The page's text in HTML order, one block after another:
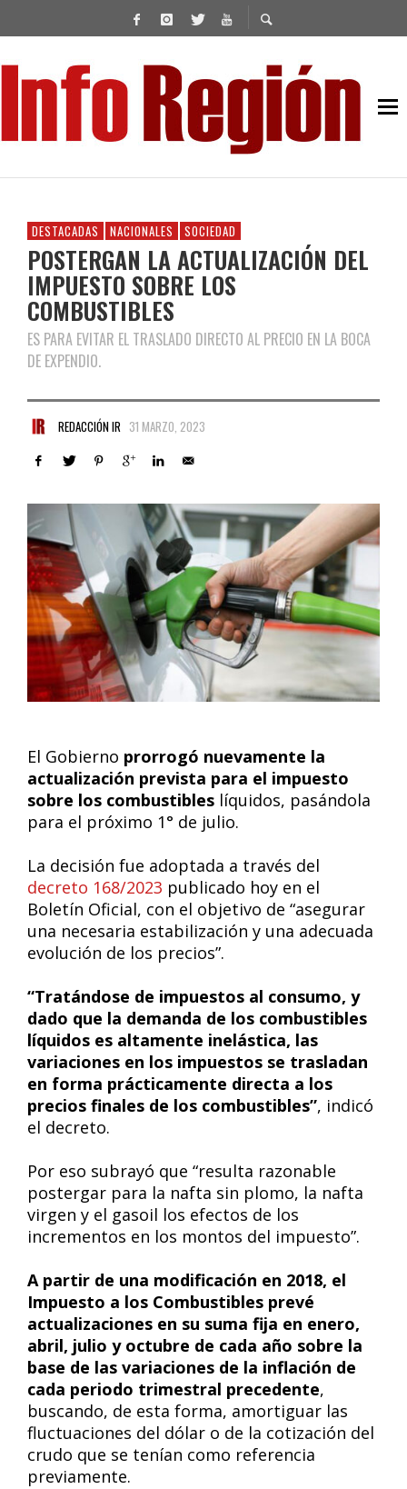
DESTACADAS NACIONALES SOCIEDAD
POSTERGAN LA ACTUALIZACIÓN DEL
IMPUESTO SOBRE LOS
COMBUSTIBLES
ES PARA EVITAR EL TRASLADO DIRECTO AL PRECIO EN LA BOCA
DE EXPENDIO.
REDACCIÓN IR 31 MARZO, 2023
El Gobierno prorrogó nuevamente la
actualización prevista para el impuesto
sobre los combustibles líquidos, pasándola
para el próximo 1° de julio.
La decisión fue adoptada a través del
decreto 168/2023 publicado hoy en el
Boletín Oficial, con el objetivo de “asegurar
una necesaria estabilización y una adecuada
evolución de los precios”.
“Tratándose de impuestos al consumo, y
dado que la demanda de los combustibles
líquidos es altamente inelástica, las
variaciones en los impuestos se trasladan
en forma prácticamente directa a los
precios finales de los combustibles”, indicó
el decreto.
Por eso subrayó que “resulta razonable
postergar para la nafta sin plomo, la nafta
virgen y el gasoil los efectos de los
incrementos en los montos del impuesto”.
A partir de una modificación en 2018, el
Impuesto a los Combustibles prevé
actualizaciones en su suma fija en enero,
abril, julio y octubre de cada año sobre la
base de las variaciones de la inflación de
cada periodo trimestral precedente,
buscando, de esta forma, amortiguar las
fluctuaciones del dólar o de la cotización del
crudo que se tenían como referencia
previamente.